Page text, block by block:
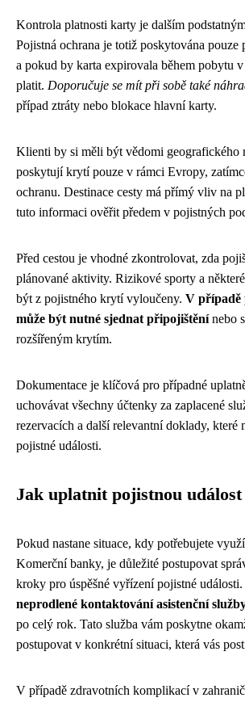
Kontrola platnosti karty je dalším
Pojistná ochrana je totiž poskytována
a pokud by karta expirovala během pobytu
platit. Doporučuje se mít při sobě také
případ ztráty nebo blokace hlavní karty.
Klienti by si měli být vědomi geografického
poskytují krytí pouze v rámci Evropy,
ochranu. Destinace cesty má přímý vliv na
tuto informaci ověřit předem v pojistných
Před cestou je vhodné zkontrolovat, zda
plánované aktivity. Rizikové sporty a
být z pojistného krytí vyloučeny. V případě
může být nutné sjednat připojištěnínebo
rozšířeným krytím.
Dokumentace je klíčová pro případné
uchovávat všechny účtenky za zaplacené
rezervacích a další relevantní doklady,
pojistné události.
Jak uplatnit pojistnou
Pokud nastane situace, kdy potřebujete
Komerční banky, je důležité postupovat
kroky pro úspěšné vyřízení pojistné události.
neprodlené kontaktování asistenční
po celý rok. Tato služba vám poskytne
postupovat v konkrétní situaci, která vás
V případě zdravotních komplikací v